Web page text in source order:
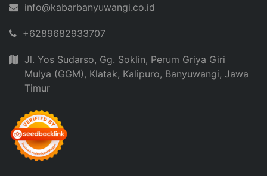
info@kabarbanyuwangi.co.id
+6289682933707
Jl. Yos Sudarso, Gg. Soklin, Perum Griya Giri
Mulya (GGM), Klatak, Kalipuro, Banyuwangi, Jawa
Timur